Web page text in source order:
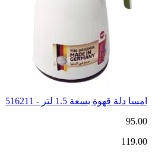
امسا دلة قهوة بسعة 1.5 لتر - 516211
95.00
119.00